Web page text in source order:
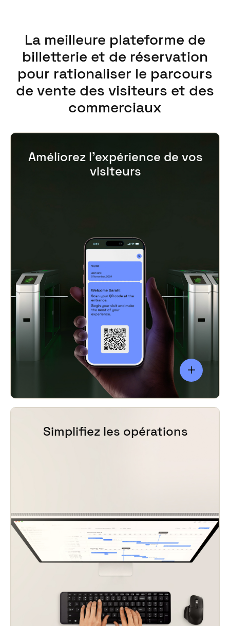
La meilleure plateforme de
billetterie et de réservation
pour rationaliser le parcours
de vente des visiteurs et des
commerciaux
Améliorez l’expérience de vos
visiteurs
Simplifiez les opérations